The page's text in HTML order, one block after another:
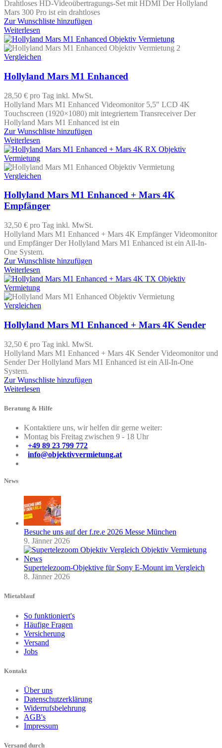
Drahtloses HD-Videoübertragungs-Set mit HDMI Der Hollyland
Mars 300 Pro ist ein drahtloses
Zur Wunschliste hinzufügen
Weiterlesen
Vergleichen
Hollyland Mars M1 Enhanced
28,50 € pro Tag inkl. MwSt.
Hollyland Mars M1 Enhanced Videomonitor 5,5″ LCD 4K
Touchscreen (1920×1080) mit integriertem Transreceiver Der
Hollyland Mars M1 Enhanced ist ein
Zur Wunschliste hinzufügen
Weiterlesen
Vergleichen
Hollyland Mars M1 Enhanced + Mars 4K
Empfänger
32,50 € pro Tag inkl. MwSt.
Hollyland Mars M1 Enhanced + Mars 4K Empfänger Videomonitor
und Empfänger Der Hollyland Mars M1 Enhanced ist ein All-In-
One System.
Zur Wunschliste hinzufügen
Weiterlesen
Vergleichen
Hollyland Mars M1 Enhanced + Mars 4K Sender
32,50 € pro Tag inkl. MwSt.
Hollyland Mars M1 Enhanced + Mars 4K Sender Videomonitor und
Sender Der Hollyland Mars M1 Enhanced ist ein All-In-One
System.
Zur Wunschliste hinzufügen
Weiterlesen
Beratung & Hilfe
Kontaktiere uns, wir helfen dir gerne weiter:
Montag bis Freitag zwischen 9 - 18 Uhr
+49 89 23 799 772
info@objektivvermietung.at
News
Besuche uns auf der f.re.e 2026 Messe München
9. Jänner 2026
Supertelezoom-Objektive für Sony E-Mount im Vergleich
8. Jänner 2026
Mietablauf
So funktioniert's
Häufige Fragen
Versicherung
Versand
Jobs
Kontakt
Über uns
Datenschutzerklärung
Widerrufsbelehrung
AGB's
Impressum
Versand durch